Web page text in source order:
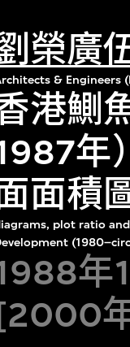
榮廣
& Engineers
港鰂
年
面積
plot ratio
年